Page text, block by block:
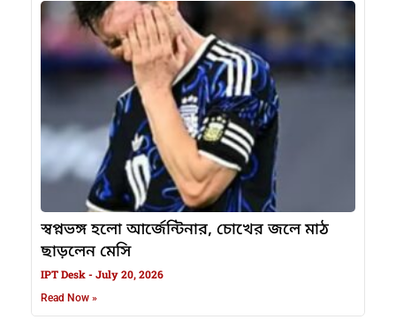
স্বপ্নভঙ্গ হলো আর্জেন্টিনার, চোখের জলে মাঠ
ছাড়লেন মেসি
IPT Desk July 20, 2026
Read Now »